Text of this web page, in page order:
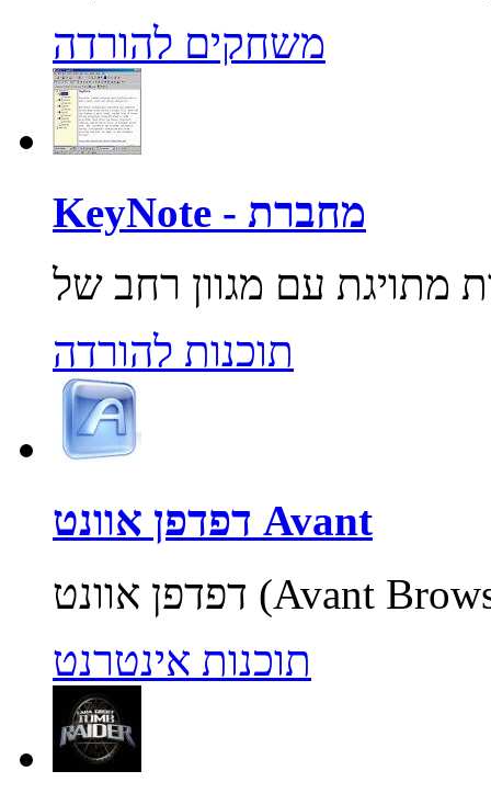
משחקים להורדה
KeyNote - מחברת
תוכנות להורדה
דפדפן אוונט Avant
תוכנות אינטרנט